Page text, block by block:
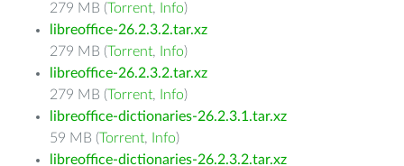
279 MB (Torrent, Info)
libreoffice-26.2.3.2.tar.xz
279 MB (Torrent, Info)
libreoffice-26.2.3.2.tar.xz
279 MB (Torrent, Info)
libreoffice-dictionaries-26.2.3.1.tar.xz
59 MB (Torrent, Info)
libreoffice-dictionaries-26.2.3.2.tar.xz